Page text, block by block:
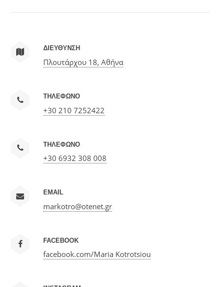
ΔΙΕΥΘΥΝΣΗ
Πλουτάρχου 18, Αθήνα
ΤΗΛΕΦΩΝΟ
+30 210 7252422
ΤΗΛΕΦΩΝΟ
+30 6932 308 008
EMAIL
markotro@otenet.gr
FACEBOOK
facebook.com/Maria Kotrotsiou